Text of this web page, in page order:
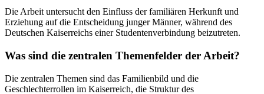
Die Arbeit untersucht den Einfluss der familiären Herkunft und
Erziehung auf die Entscheidung junger Männer, während des
Deutschen Kaiserreichs einer Studentenverbindung beizutreten.
Was sind die zentralen Themenfelder der Arbeit?
Die zentralen Themen sind das Familienbild und die
Geschlechterrollen im Kaiserreich, die Struktur des